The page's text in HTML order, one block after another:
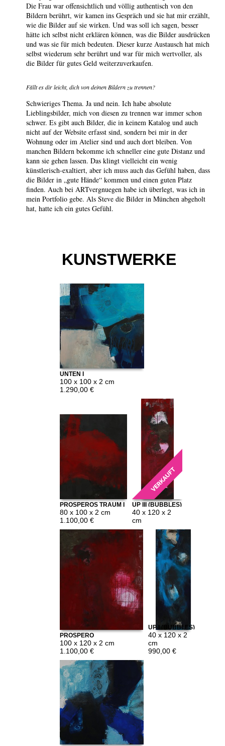
Die Frau war offensichtlich und völlig authentisch von den
Bildern berührt, wir kamen ins Gespräch und sie hat mir erzählt,
wie die Bilder auf sie wirken. Und was soll ich sagen, besser
hätte ich selbst nicht erklären können, was die Bilder ausdrücken
und was sie für mich bedeuten. Dieser kurze Austausch hat mich
selbst wiederum sehr berührt und war für mich wertvoller, als
die Bilder für gutes Geld weiterzuverkaufen.
Fällt es dir leicht, dich von deinen Bildern zu trennen?
Schwieriges Thema. Ja und nein. Ich habe absolute
Lieblingsbilder, mich von diesen zu trennen war immer schon
schwer. Es gibt auch Bilder, die in keinem Katalog und auch
nicht auf der Website erfasst sind, sondern bei mir in der
Wohnung oder im Atelier sind und auch dort bleiben. Von
manchen Bildern bekomme ich schneller eine gute Distanz und
kann sie gehen lassen. Das klingt vielleicht ein wenig
künstlerisch-exaltiert, aber ich muss auch das Gefühl haben, dass
die Bilder in „gute Hände“ kommen und einen guten Platz
finden. Auch bei ARTvergnuegen habe ich überlegt, was ich in
mein Portfolio gebe. Als Steve die Bilder in München abgeholt
hat, hatte ich ein gutes Gefühl.
KUNSTWERKE
UNTEN I
100 x 100 x 2 cm
1.290,00 €
PROSPEROS TRAUM I
80 x 100 x 2 cm
1.100,00 €
UP III (BUBBLES)
40 x 120 x 2
cm
PROSPERO
100 x 120 x 2 cm
1.100,00 €
UP I (BUBBLES)
40 x 120 x 2
cm
990,00 €